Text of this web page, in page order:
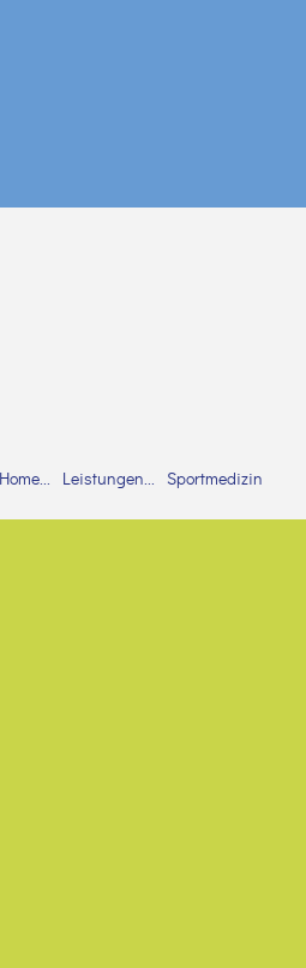
Home Leistungen Sportmedizin